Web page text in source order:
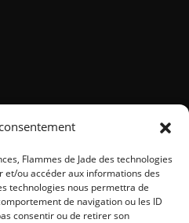
Flammes de Jade des technologies
et/ou accéder aux informations des
technologies nous permettra de
de navigation ou les ID
consentir ou de retirer son